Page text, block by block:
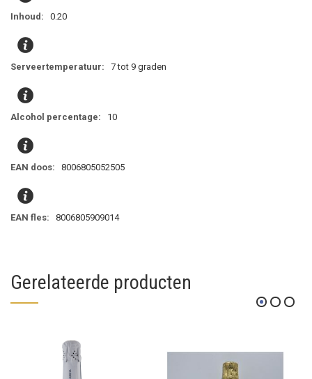
0.20
7 tot 9 graden
10
8006805052505
8006805909014
Gerelateerde producten